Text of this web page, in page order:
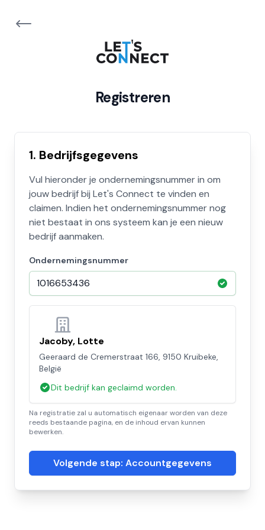
Registreren
1. Bedrijfsgegevens
Vul hieronder je ondernemingsnummer in om
jouw bedrijf bij Let's Connect te vinden en
claimen. Indien het ondernemingsnummer nog
niet bestaat in ons systeem kan je een nieuw
bedrijf aanmaken.
Ondernemingsnummer
Jacoby, Lotte
Geeraard de Cremerstraat 166, 9150 Kruibeke,
België
Dit bedrijf kan geclaimd worden.
Na registratie zal u automatisch eigenaar worden van deze
reeds bestaande pagina, en de inhoud ervan kunnen
bewerken.
Volgende stap: Accountgegevens